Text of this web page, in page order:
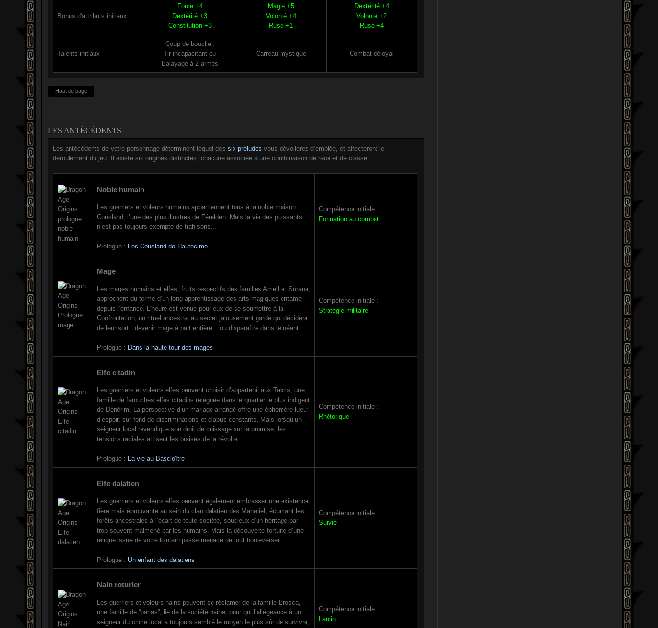
Bonus d'attributs initiaux
Force +4
Dextérité +3
Constitution +3
Magie +5
Volonté +4
Ruse +1
Dextérité +4
Volonté +2
Ruse +4
Talents initiaux
Coup de bouclier,
Tir incapacitant ou
Balayage à 2 armes
Carreau mystique Combat déloyal
Haut de page
LES ANTÉCÉDENTS
Les antécédents de votre personnage déterminent lequel des six préludes vous dévoilerez d’emblée, et affecteront le
déroulement du jeu. Il existe six origines distinctes, chacune associée à une combinaison de race et de classe :
Noble humain
Les guerriers et voleurs humains appartiennent tous à la noble maison
Cousland, l’une des plus illustres de Férelden. Mais la vie des puissants
n’est pas toujours exempte de trahisons...
Prologue : Les Cousland de Hautecime
Compétence initiale :
Formation au combat
Mage
Les mages humains et elfes, fruits respectifs des familles Amell et Surana,
approchent du terme d’un long apprentissage des arts magiques entamé
depuis l’enfance. L’heure est venue pour eux de se soumettre à la
Confrontation, un rituel ancestral au secret jalousement gardé qui décidera
de leur sort : devenir mage à part entière... ou disparaître dans le néant.
Prologue : Dans la haute tour des mages
Compétence initiale :
Stratégie militaire
Elfe citadin
Les guerriers et voleurs elfes peuvent choisir d’appartenir aux Tabris, une
famille de farouches elfes citadins reléguée dans le quartier le plus indigent
de Dénérim. La perspective d’un mariage arrangé offre une éphémère lueur
d’espoir, sur fond de discriminations et d’abus constants. Mais lorsqu’un
seigneur local revendique son droit de cuissage sur la promise, les
tensions raciales attisent les braises de la révolte.
Prologue : La vie au Bascloître
Compétence initiale :
Rhétorique
Elfe dalatien
Les guerriers et voleurs elfes peuvent également embrasser une existence
fière mais éprouvante au sein du clan dalatien des Mahariel, écumant les
forêts ancestrales à l’écart de toute société, soucieux d’un héritage par
trop souvent malmené par les humains. Mais la découverte fortuite d’une
relique issue de votre lointain passé menace de tout bouleverser.
Prologue : Un enfant des dalatiens
Compétence initiale :
Survie
Nain roturier
Les guerriers et voleurs nains peuvent se réclamer de la famille Brosca,
une famille de “parias”, lie de la société naine, pour qui l’allégeance à un
seigneur du crime local a toujours semblé le moyen le plus sûr de survivre,
Compétence initiale :
Larcin